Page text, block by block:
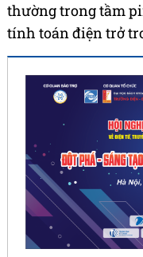
thường trong tầm
tính toán điện trở